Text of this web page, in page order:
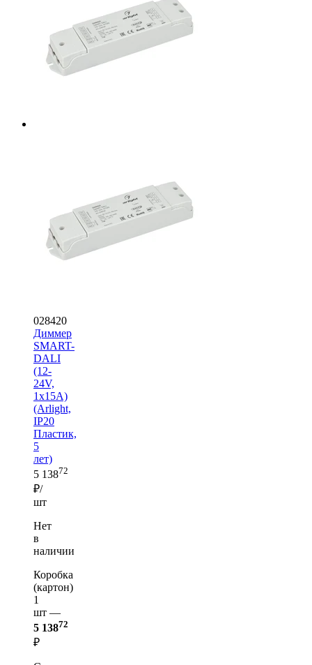
028420
Диммер
SMART-
DALI
(12-
24V,
1x15A)
(Arlight,
IP20
Пластик,
5
лет)
5 13872
₽/
шт
Нет
в
наличии
Коробка
(картон)
1
шт —
5 13872
₽